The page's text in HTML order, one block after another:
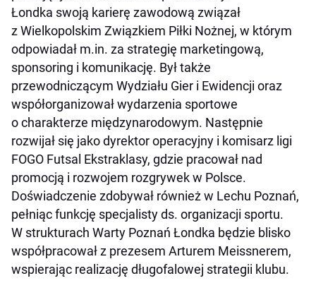
Łondka swoją karierę zawodową związał
z Wielkopolskim Związkiem Piłki Nożnej, w którym
odpowiadał m.in. za strategię marketingową,
sponsoring i komunikację. Był także
przewodniczącym Wydziału Gier i Ewidencji oraz
współorganizował wydarzenia sportowe
o charakterze międzynarodowym. Następnie
rozwijał się jako dyrektor operacyjny i komisarz ligi
FOGO Futsal Ekstraklasy, gdzie pracował nad
promocją i rozwojem rozgrywek w Polsce.
Doświadczenie zdobywał również w Lechu Poznań,
pełniąc funkcję specjalisty ds. organizacji sportu.
W strukturach Warty Poznań Łondka będzie blisko
współpracował z prezesem Arturem Meissnerem,
wspierając realizację długofalowej strategii klubu.